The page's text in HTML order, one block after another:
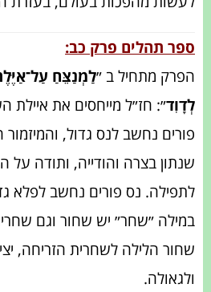
ספר תהלים פרק כב:
הפרק מתחיל ב ״לַמְנַצֵּחַ
לְדָוִד״: חז״ל מייחסים את
פורים נחשב לנס גדול,
שנתון בצרה והודייה, ותודה על
לתפילה. נס פורים נחשב לפלא
במילה ״שחר״ יש שחור וגם
שחור הלילה לשחרית הזריחה,
ולגאולה.